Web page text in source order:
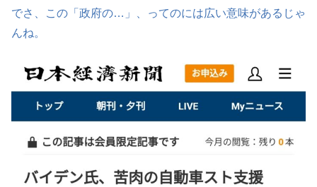
でさ、この「政府の…」、ってのには広い意味があるじゃ
んね。